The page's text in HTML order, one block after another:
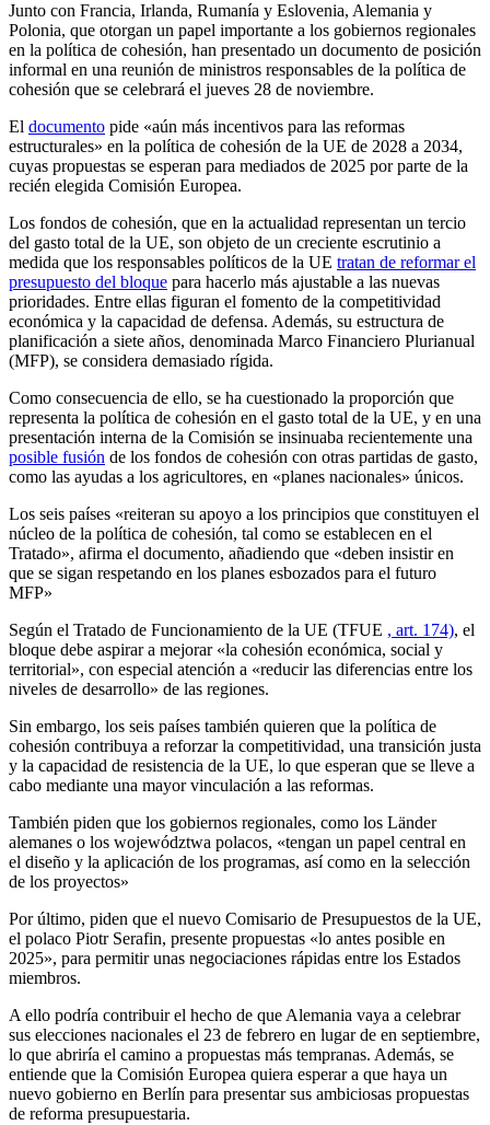
Junto con Francia, Irlanda, Rumanía y Eslovenia, Alemania y
Polonia, que otorgan un papel importante a los gobiernos regionales
en la política de cohesión, han presentado un documento de posición
informal en una reunión de ministros responsables de la política de
cohesión que se celebrará el jueves 28 de noviembre.
El documento pide «aún más incentivos para las reformas
estructurales» en la política de cohesión de la UE de 2028 a 2034,
cuyas propuestas se esperan para mediados de 2025 por parte de la
recién elegida Comisión Europea.
Los fondos de cohesión, que en la actualidad representan un tercio
del gasto total de la UE, son objeto de un creciente escrutinio a
medida que los responsables políticos de la UE tratan de reformar el
presupuesto del bloque para hacerlo más ajustable a las nuevas
prioridades. Entre ellas figuran el fomento de la competitividad
económica y la capacidad de defensa. Además, su estructura de
planificación a siete años, denominada Marco Financiero Plurianual
(MFP), se considera demasiado rígida.
Como consecuencia de ello, se ha cuestionado la proporción que
representa la política de cohesión en el gasto total de la UE, y en una
presentación interna de la Comisión se insinuaba recientemente una
posible fusión de los fondos de cohesión con otras partidas de gasto,
como las ayudas a los agricultores, en «planes nacionales» únicos.
Los seis países «reiteran su apoyo a los principios que constituyen el
núcleo de la política de cohesión, tal como se establecen en el
Tratado», afirma el documento, añadiendo que «deben insistir en
que se sigan respetando en los planes esbozados para el futuro
MFP»
Según el Tratado de Funcionamiento de la UE (TFUE , art. 174), el
bloque debe aspirar a mejorar «la cohesión económica, social y
territorial», con especial atención a «reducir las diferencias entre los
niveles de desarrollo» de las regiones.
Sin embargo, los seis países también quieren que la política de
cohesión contribuya a reforzar la competitividad, una transición justa
y la capacidad de resistencia de la UE, lo que esperan que se lleve a
cabo mediante una mayor vinculación a las reformas.
También piden que los gobiernos regionales, como los Länder
alemanes o los województwa polacos, «tengan un papel central en
el diseño y la aplicación de los programas, así como en la selección
de los proyectos»
Por último, piden que el nuevo Comisario de Presupuestos de la UE,
el polaco Piotr Serafin, presente propuestas «lo antes posible en
2025», para permitir unas negociaciones rápidas entre los Estados
miembros.
A ello podría contribuir el hecho de que Alemania vaya a celebrar
sus elecciones nacionales el 23 de febrero en lugar de en septiembre,
lo que abriría el camino a propuestas más tempranas. Además, se
entiende que la Comisión Europea quiera esperar a que haya un
nuevo gobierno en Berlín para presentar sus ambiciosas propuestas
de reforma presupuestaria.